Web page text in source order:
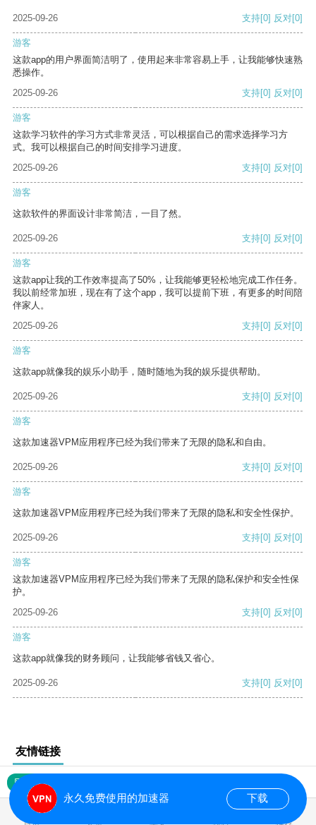
2025-09-26 支持[0] 反对[0]
游客
这款app的用户界面简洁明了，使用起来非常容易上手，让我能够快速熟
悉操作。
2025-09-26
支持[0] 反对[0]
游客
这款学习软件的学习方式非常灵活，可以根据自己的需求选择学习方
式。我可以根据自己的时间安排学习进度。
2025-09-26
支持[0] 反对[0]
游客
这款软件的界面设计非常简洁，一目了然。
2025-09-26 支持[0] 反对[0]
游客
这款app让我的工作效率提高了50%，让我能够更轻松地完成工作任务。
我以前经常加班，现在有了这个app，我可以提前下班，有更多的时间陪
伴家人。
2025-09-26
支持[0] 反对[0]
游客
这款app就像我的娱乐小助手，随时随地为我的娱乐提供帮助。
2025-09-26 支持[0] 反对[0]
游客
这款加速器VPM应用程序已经为我们带来了无限的隐私和自由。
2025-09-26 支持[0] 反对[0]
游客
这款加速器VPM应用程序已经为我们带来了无限的隐私和安全性保护。
2025-09-26 支持[0] 反对[0]
游客
这款加速器VPM应用程序已经为我们带来了无限的隐私保护和安全性保
护。
2025-09-26
支持[0] 反对[0]
游客
这款app就像我的财务顾问，让我能够省钱又省心。
2025-09-26 支持[0] 反对[0]
友情链接
网站地图
永久免费使用的加速器 下载